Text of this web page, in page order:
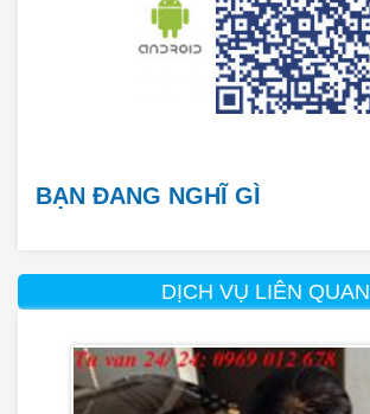
BẠN ĐANG NGHĨ GÌ
DỊCH VỤ LIÊN QUAN